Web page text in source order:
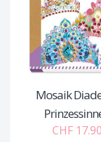
Mosaik
CHF 17.90